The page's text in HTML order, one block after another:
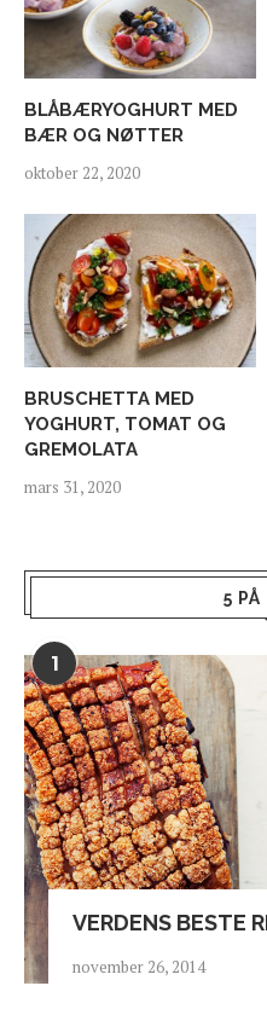
BLÅBÆRYOGHURT MED
BÆR OG NØTTER
oktober 22, 2020
BRUSCHETTA MED
YOGHURT, TOMAT OG
GREMOLATA
mars 31, 2020
5 PÅ
1
VERDENS BESTE
november 26, 2014